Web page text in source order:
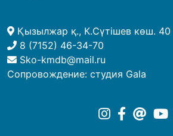
Қызылжар қ., К.Сүтішев көш. 40
8 (7152) 46-34-70
Sko-kmdb@mail.ru
Сопровождение: студия Gala